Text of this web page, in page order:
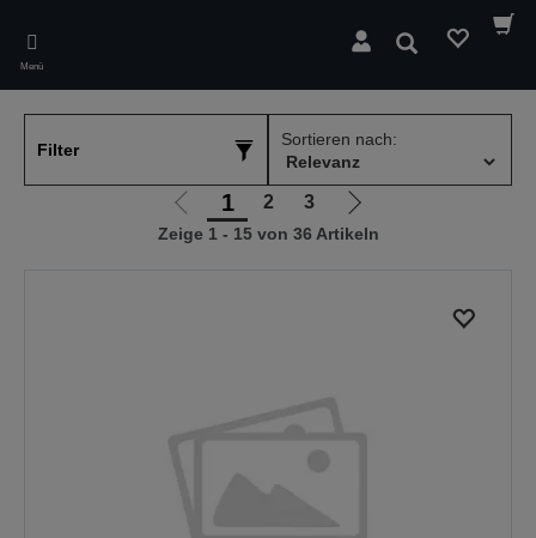
main
content
Menü
Suchen
Filter
Sortieren nach:
Zur
vorherigen
1 2 3
Zur
nächsten
Zeige 1 - 15 von 36 Artikeln